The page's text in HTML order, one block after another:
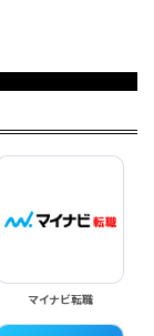
マイナビ転職